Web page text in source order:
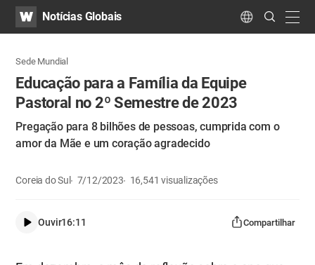
WATVNotícias Globais Language
Search
Submit
Sede Mundial
Educação para a Família da Equipe
Pastoral no 2º Semestre de 2023
Pregação para 8 bilhões de pessoas, cumprida com o
amor da Mãe e um coração agradecido
Coreia do Sul 7/12/2023 16,541visualizações
Ouvir16:11 Compartilhar